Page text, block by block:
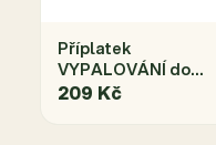
Příplatek
VYPALOVÁNÍ do
rozměru
209 Kč